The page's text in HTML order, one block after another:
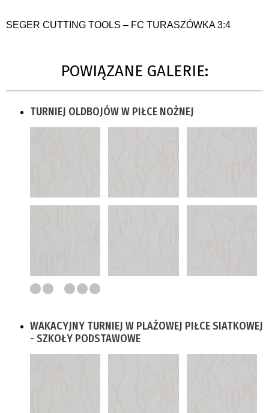
SEGER CUTTING TOOLS – FC TURASZÓWKA 3:4
POWIĄZANE GALERIE:
TURNIEJ OLDBOJÓW W PIŁCE NOŻNEJ
WAKACYJNY TURNIEJ W PLAŻOWEJ PIŁCE SIATKOWEJ
- SZKOŁY PODSTAWOWE